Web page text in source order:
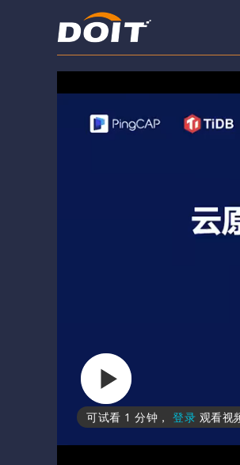
可试看 1 分钟 ， 登录 观看视